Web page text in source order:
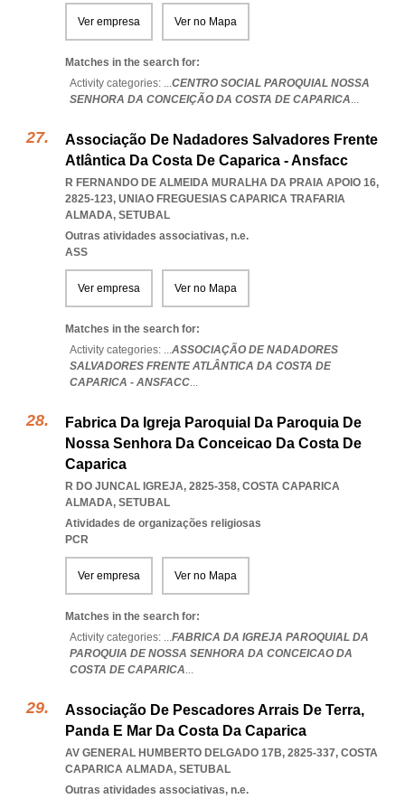
Ver empresa Ver no Mapa
Matches in the search for:
Activity categories: ...CENTRO SOCIAL PAROQUIAL NOSSA
SENHORA DA CONCEIÇÃO DA COSTA DE CAPARICA...
Associação De Nadadores Salvadores Frente
Atlântica Da Costa De Caparica - Ansfacc
R FERNANDO DE ALMEIDA MURALHA DA PRAIA APOIO 16,
2825-123, UNIAO FREGUESIAS CAPARICA TRAFARIA
ALMADA, SETUBAL
Outras atividades associativas, n.e.
ASS
Ver empresa Ver no Mapa
Matches in the search for:
Activity categories: ...ASSOCIAÇÃO DE NADADORES
SALVADORES FRENTE ATLÂNTICA DA COSTA DE
CAPARICA - ANSFACC...
Fabrica Da Igreja Paroquial Da Paroquia De
Nossa Senhora Da Conceicao Da Costa De
Caparica
R DO JUNCAL IGREJA, 2825-358, COSTA CAPARICA
ALMADA, SETUBAL
Atividades de organizações religiosas
PCR
Ver empresa Ver no Mapa
Matches in the search for:
Activity categories: ...FABRICA DA IGREJA PAROQUIAL DA
PAROQUIA DE NOSSA SENHORA DA CONCEICAO DA
COSTA DE CAPARICA...
Associação De Pescadores Arrais De Terra,
Panda E Mar Da Costa Da Caparica
AV GENERAL HUMBERTO DELGADO 17B, 2825-337, COSTA
CAPARICA ALMADA, SETUBAL
Outras atividades associativas, n.e.